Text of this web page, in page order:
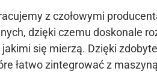
z czołowymi
dzięki czemu doskonale
się mierzą. Dzięki
łatwo zintegrować z